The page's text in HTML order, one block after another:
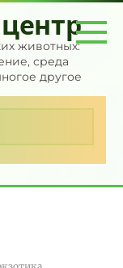
животных:
среда
другое